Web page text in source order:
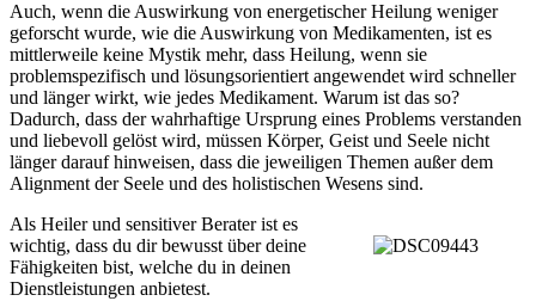
Auch, wenn die Auswirkung von energetischer Heilung weniger
geforscht wurde, wie die Auswirkung von Medikamenten, ist es
mittlerweile keine Mystik mehr, dass Heilung, wenn sie
problemspezifisch und lösungsorientiert angewendet wird schneller
und länger wirkt, wie jedes Medikament. Warum ist das so?
Dadurch, dass der wahrhaftige Ursprung eines Problems verstanden
und liebevoll gelöst wird, müssen Körper, Geist und Seele nicht
länger darauf hinweisen, dass die jeweiligen Themen außer dem
Alignment der Seele und des holistischen Wesens sind.
Als Heiler und sensitiver Berater ist es
wichtig, dass du dir bewusst über deine
Fähigkeiten bist, welche du in deinen
Dienstleistungen anbietest.